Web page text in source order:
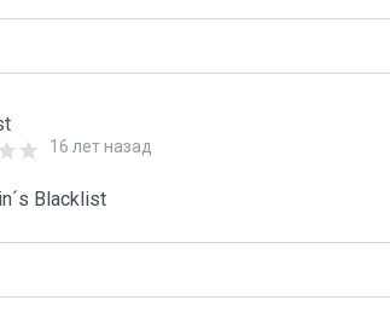
16 лет назад
Blacklist